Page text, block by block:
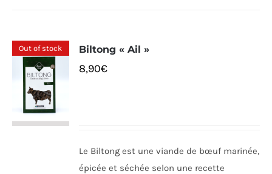
Out of stock Biltong « Ail »
8,90€
Le Biltong est une viande de bœuf marinée,
épicée et séchée selon une recette